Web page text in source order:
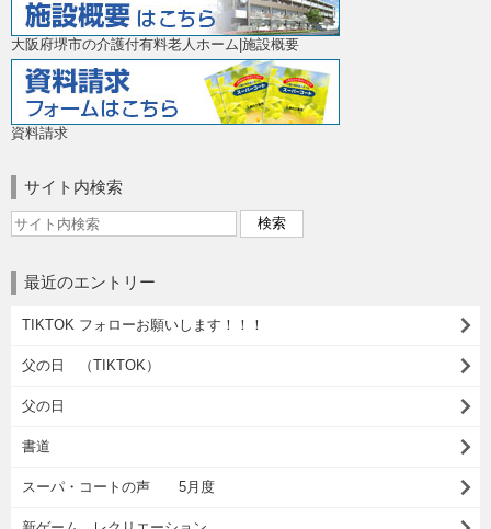
大阪府堺市の介護付有料老人ホーム|施設概要
資料請求
サイト内検索
最近のエントリー
TIKTOK フォローお願いします！！！
父の日 （TIKTOK）
父の日
書道
スーパ・コートの声 5月度